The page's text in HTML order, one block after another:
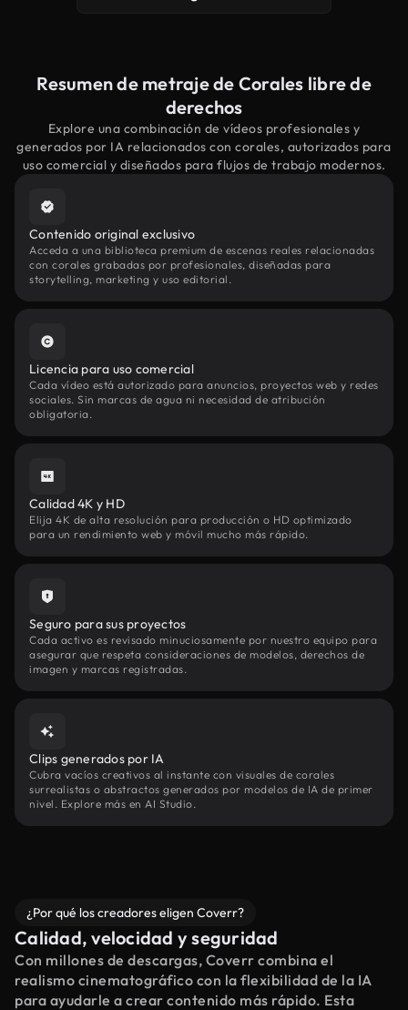
Resumen de metraje de Corales libre de
derechos
Explore una combinación de vídeos profesionales y
generados por IA relacionados con corales, autorizados para
uso comercial y diseñados para flujos de trabajo modernos.
Contenido original exclusivo
Acceda a una biblioteca premium de escenas reales relacionadas
con corales grabadas por profesionales, diseñadas para
storytelling, marketing y uso editorial.
Licencia para uso comercial
Cada vídeo está autorizado para anuncios, proyectos web y redes
sociales. Sin marcas de agua ni necesidad de atribución
obligatoria.
Calidad 4K y HD
Elija 4K de alta resolución para producción o HD optimizado
para un rendimiento web y móvil mucho más rápido.
Seguro para sus proyectos
Cada activo es revisado minuciosamente por nuestro equipo para
asegurar que respeta consideraciones de modelos, derechos de
imagen y marcas registradas.
Clips generados por IA
Cubra vacíos creativos al instante con visuales de corales
surrealistas o abstractos generados por modelos de IA de primer
nivel. Explore más en AI Studio.
¿Por qué los creadores eligen Coverr?
Calidad, velocidad y seguridad
Con millones de descargas, Coverr combina el
realismo cinematográfico con la flexibilidad de la IA
para ayudarle a crear contenido más rápido. Esta